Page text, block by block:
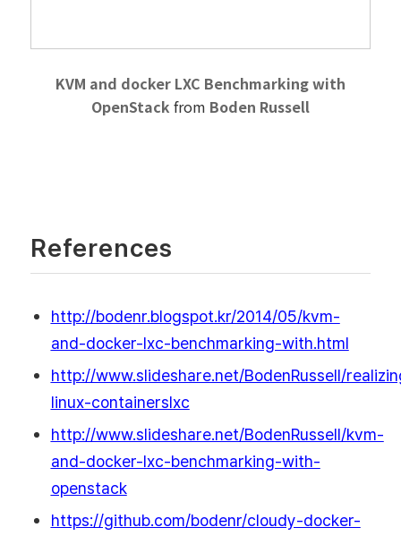
KVM and docker LXC Benchmarking with
OpenStack from Boden Russell
References
http://bodenr.blogspot.kr/2014/05/kvm-
and-docker-lxc-benchmarking-with.html
http://www.slideshare.net/BodenRussell/
linux-containerslxc
http://www.slideshare.net/BodenRussell/kvm-
and-docker-lxc-benchmarking-with-
openstack
https://github.com/bodenr/cloudy-docker-